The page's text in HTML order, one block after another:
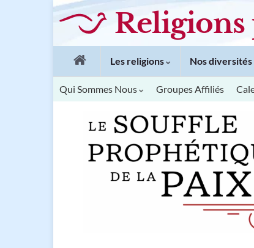
Religions
Les religions Nos diversités
Qui Sommes Nous Groupes Affiliés